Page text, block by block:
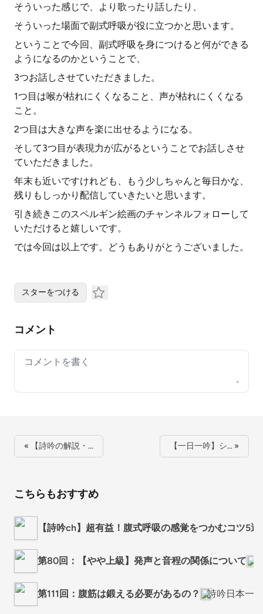
そういった感じで、より歌ったり話したり、
そういった場面で副式呼吸が役に立つかと思います。
ということで今回、副式呼吸を身につけると何ができる
ようになるのかということで、
3つお話しさせていただきました。
1つ目は喉が枯れにくくなること、声が枯れにくくなる
こと。
2つ目は大きな声を楽に出せるようになる。
そして3つ目が表現力が広がるということでお話しさせ
ていただきました。
年末も近いですけれども、もう少しちゃんと毎日かな、
残りもしっかり配信していきたいと思います。
引き続きこのスペルギン絵画のチャンネルフォローして
いただけると嬉しいです。
では今回は以上です。どうもありがとうございました。
スターをつける
コメント
Your comment
« 【詩吟の解説・… 【一日一吟】シ… »
こちらもおすすめ
【詩吟ch】超有益！腹式呼吸の感覚をつかむコツ5
第80回：【やや上級】発声と音程の関係について
第111回：腹筋は鍛える必要があるの？ 詩吟日本一